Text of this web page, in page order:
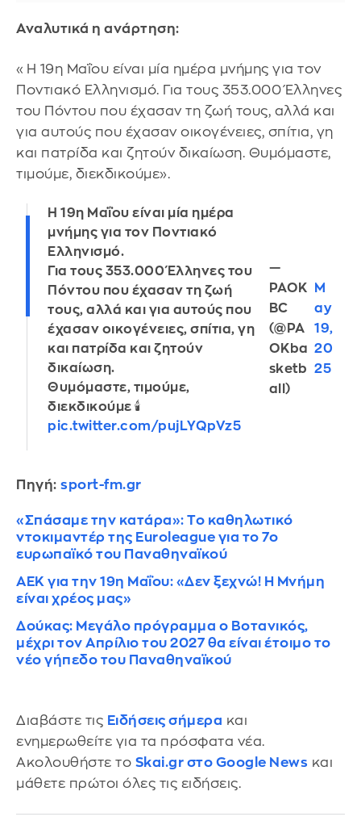
Αναλυτικά η ανάρτηση:
«Η 19η Μαΐου είναι μία ημέρα μνήμης για τον
Ποντιακό Ελληνισμό. Για τους 353.000 Έλληνες
του Πόντου που έχασαν τη ζωή τους, αλλά και
για αυτούς που έχασαν οικογένειες, σπίτια, γη
και πατρίδα και ζητούν δικαίωση. Θυμόμαστε,
τιμούμε, διεκδικούμε».
Η 19η Μαΐου είναι μία ημέρα
μνήμης για τον Ποντιακό
Ελληνισμό.
Για τους 353.000 Έλληνες του
Πόντου που έχασαν τη ζωή
τους, αλλά και για αυτούς που
έχασαν οικογένειες, σπίτια, γη
και πατρίδα και ζητούν
δικαίωση.
Θυμόμαστε, τιμούμε,
διεκδικούμε 🕯️
pic.twitter.com/pujLYQpVz5
—
PAOK
BC
(@PA
OKba
sketb
all)
M
ay
19,
20
25
Πηγή: sport-fm.gr
«Σπάσαμε την κατάρα»: Το καθηλωτικό
ντοκιμαντέρ της Euroleague για το 7ο
ευρωπαϊκό του Παναθηναϊκού
ΑΕΚ για την 19η Μαΐου: «Δεν ξεχνώ! Η Μνήμη
είναι χρέος μας»
Δούκας: Μεγάλο πρόγραμμα ο Βοτανικός,
μέχρι τον Απρίλιο του 2027 θα είναι έτοιμο το
νέο γήπεδο του Παναθηναϊκού
Διαβάστε τις Ειδήσεις σήμερα και
ενημερωθείτε για τα πρόσφατα νέα.
Ακολουθήστε το Skai.gr στο Google News και
μάθετε πρώτοι όλες τις ειδήσεις.